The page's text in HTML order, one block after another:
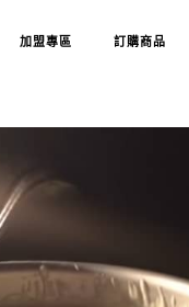
加盟專區 訂購商品